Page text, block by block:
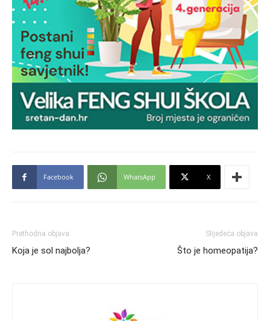
Facebook WhatsApp X
Prethodna objava
Koja je sol najbolja?
Slijedeća objava
Što je homeopatija?